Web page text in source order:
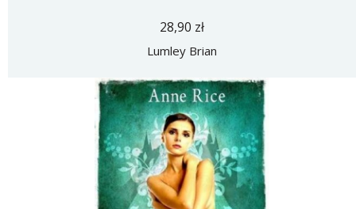
28,90 zł
Lumley Brian